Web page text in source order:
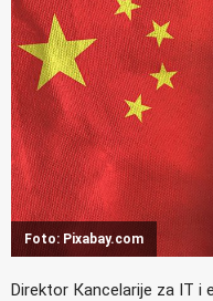
Foto: Pixabay.com
Direktor Кancelarije za IT i